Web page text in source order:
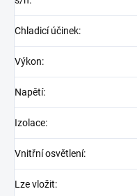
Chladicí účinek:
Výkon:
Napětí:
Izolace:
Vnitřní osvětlení:
Lze vložit: